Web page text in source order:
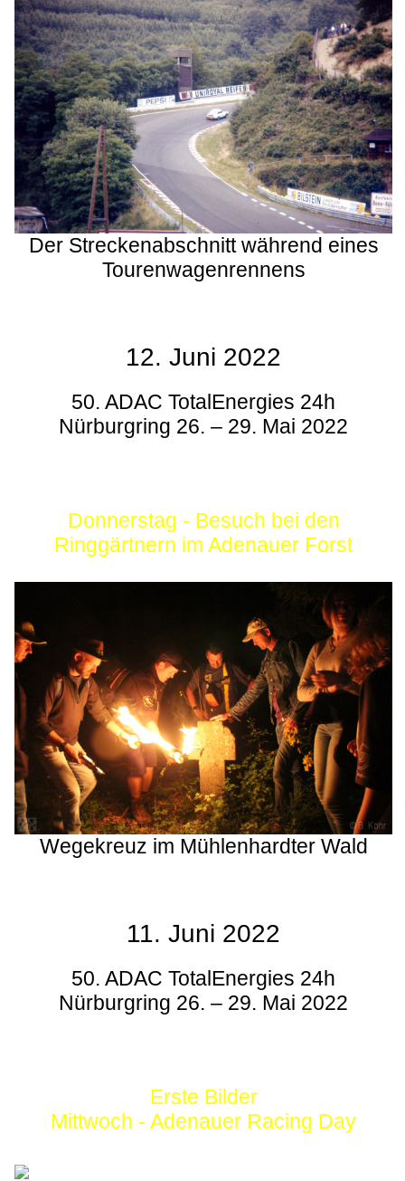
Der Streckenabschnitt während eines
Tourenwagenrennens
12. Juni 2022
50. ADAC TotalEnergies 24h
Nürburgring 26. – 29. Mai 2022
Donnerstag - Besuch bei den
Ringgärtnern im Adenauer Forst
Wegekreuz im Mühlenhardter Wald
11. Juni 2022
50. ADAC TotalEnergies 24h
Nürburgring 26. – 29. Mai 2022
Erste Bilder
Mittwoch - Adenauer Racing Day